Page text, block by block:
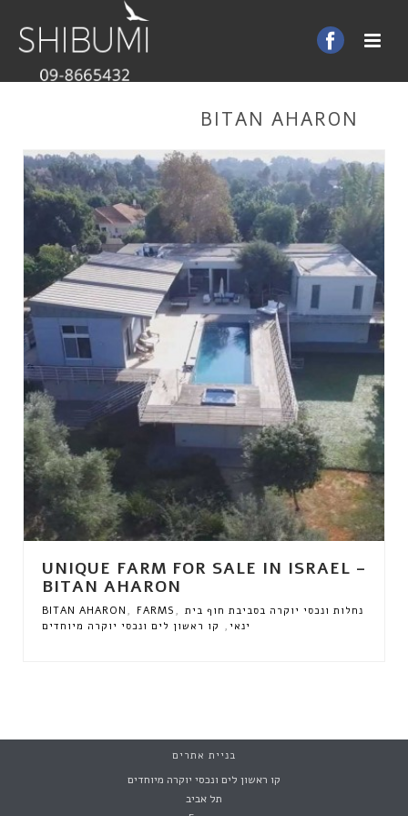
BITAN AHARON
UNIQUE FARM FOR SALE IN ISRAEL –
BITAN AHARON
BITAN AHARON , FARMS , נחלות ונכסי יוקרה בסביבת חוף בית
ינאי , קו ראשון לים ונכסי יוקרה מיוחדים
בניית אתרים
קו ראשון לים ונכסי יוקרה מיוחדים
תל אביב